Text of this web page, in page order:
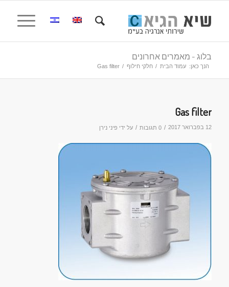
בלוג - מאמרים אחרונים
הנך כאן: עמוד הבית / חלקי חילוף /
Gas filter
Gas filter
12 בפברואר 2017 / 0 תגובות / על ידי פיני נירן